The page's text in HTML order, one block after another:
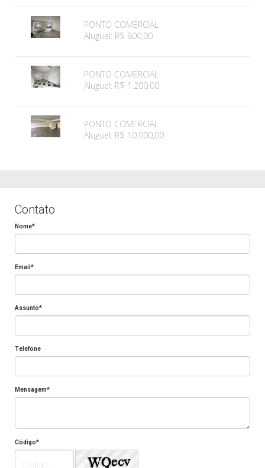
PONTO COMERCIAL
Aluguel: R$ 800,00
PONTO COMERCIAL
Aluguel: R$ 1.200,00
PONTO COMERCIAL
Aluguel: R$ 10.000,00
Contato
Nome*
Email*
Assunto*
Telefone
Mensagem*
Código*